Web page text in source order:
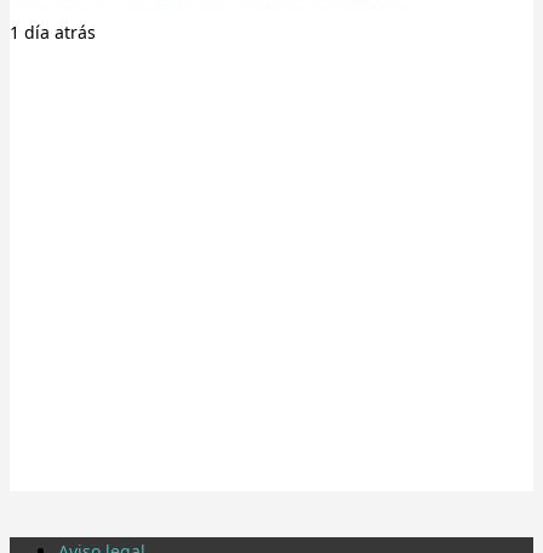
1 día atrás